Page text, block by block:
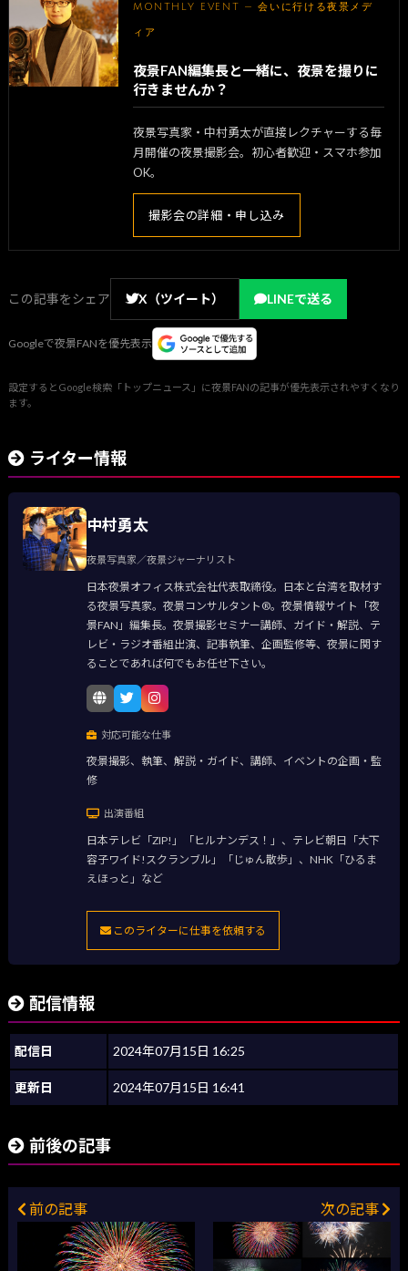
MONTHLY EVENT — 会いに行ける夜景メデ
ィア
夜景FAN編集長と一緒に、夜景を撮りに
行きませんか？
夜景写真家・中村勇太が直接レクチャーする毎
月開催の夜景撮影会。初心者歓迎・スマホ参加
OK。
撮影会の詳細・申し込み
この記事をシェア X（ツイート） LINEで送る
Googleで夜景FANを優先表示
設定するとGoogle検索「トップニュース」に夜景FANの記事が優先表示されやすくなり
ます。
ライター情報
中村勇太
夜景写真家／夜景ジャーナリスト
日本夜景オフィス株式会社代表取締役。日本と台湾を取材す
る夜景写真家。夜景コンサルタント®。夜景情報サイト「夜
景FAN」編集長。夜景撮影セミナー講師、ガイド・解説、テ
レビ・ラジオ番組出演、記事執筆、企画監修等、夜景に関す
ることであれば何でもお任せ下さい。
対応可能な仕事
夜景撮影、執筆、解説・ガイド、講師、イベントの企画・監
修
出演番組
日本テレビ「ZIP!」「ヒルナンデス！」、テレビ朝日「大下
容子ワイド!スクランブル」「じゅん散歩」、NHK「ひるま
えほっと」など
このライターに仕事を依頼する
配信情報
配信日 2024年07月15日 16:25
更新日 2024年07月15日 16:41
前後の記事
前の記事 次の記事